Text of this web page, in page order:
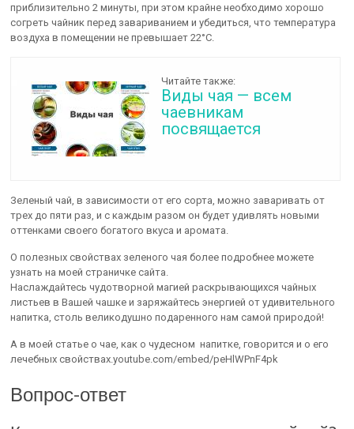
приблизительно 2 минуты, при этом крайне необходимо хорошо
согреть чайник перед завариванием и убедиться, что температура
воздуха в помещении не превышает 22°С.
Читайте также:
Виды чая — всем
чаевникам
посвящается
Зеленый чай, в зависимости от его сорта, можно заваривать от
трех до пяти раз, и с каждым разом он будет удивлять новыми
оттенками своего богатого вкуса и аромата.
О полезных свойствах зеленого чая более подробнее можете
узнать на моей страничке сайта.
Наслаждайтесь чудотворной магией раскрывающихся чайных
листьев в Вашей чашке и заряжайтесь энергией от удивительного
напитка, столь великодушно подаренного нам самой природой!
А в моей статье о чае, как о чудесном напитке, говорится и о его
лечебных свойствах.youtube.com/embed/peHlWPnF4pk
Вопрос-ответ